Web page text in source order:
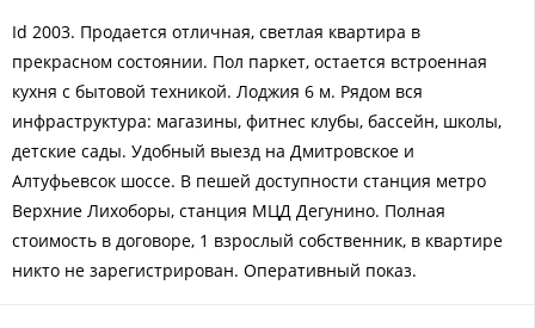
Id 2003. Продается отличная, светлая квартира в
прекрасном состоянии. Пол паркет, остается встроенная
кухня с бытовой техникой. Лоджия 6 м. Рядом вся
инфраструктура: магазины, фитнес клубы, бассейн, школы,
детские сады. Удобный выезд на Дмитровское и
Алтуфьевсок шоссе. В пешей доступности станция метро
Верхние Лихоборы, станция МЦД Дегунино. Полная
стоимость в договоре, 1 взрослый собственник, в квартире
никто не зарегистрирован. Оперативный показ.